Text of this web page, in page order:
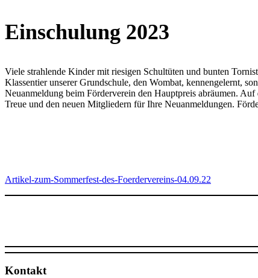
Einschulung 2023
Viele strahlende Kinder mit riesigen Schultüten und bunten
Klassentier unserer Grundschule, den Wombat, kennengelernt,
Neuanmeldung beim Förderverein den Hauptpreis abräumen.
Treue und den neuen Mitgliedern für Ihre Neuanmeldungen.
Artikel-zum-Sommerfest-des-Foerdervereins-04.09.22
Kontakt